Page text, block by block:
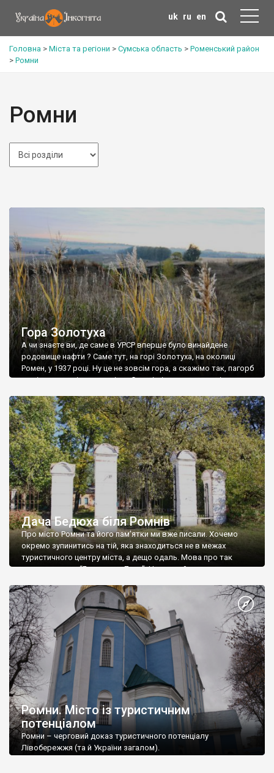
uk ru en
Головна > Міста та регіони > Сумська область > Роменський район
> Ромни
Ромни
Гора Золотуха
А чи знаєте ви, де саме в УРСР вперше було винайдене
родовище нафти ? Саме тут, на горі Золотуха, на околиці
Ромен, у 1937 році. Ну це не зовсім гора, а скажімо так, пагорб
на лівому схилі долини річки Сули, і місце це є геологічним
18 ст. […]
Дача Бедюха біля Ромнів
Про місто Ромни та його пам’ятки ми вже писали. Хочемо
окремо зупинитись на тій, яка знаходиться не в межах
туристичного центру міста, а дещо одаль. Мова про так
зване урочище “Бедюхова Дача”. Назвали його так тому, що
відомий в Ромнах, і не лише, нотаріус Бедюх […]
Ромни. Місто із туристичним
потенціалом
Ромни – черговий доказ туристичного потенціалу
Лівобережжя (та й України загалом).